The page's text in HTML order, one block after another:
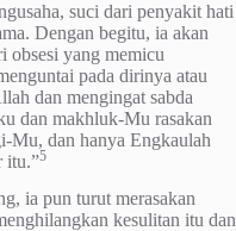
suci dari penyakit hati
Dengan begitu, ia akan
obsesi yang memicu
pada dirinya atau
dan mengingat sabda
dan makhluk-Mu rasakan
Mu, dan hanya Engkaulah
itu.”5
ia pun turut merasakan
kesulitan itu dan